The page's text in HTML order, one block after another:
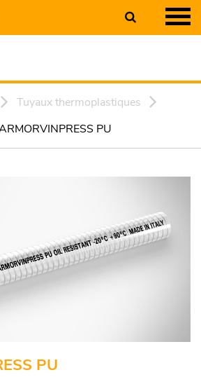
Tuyaux thermoplastiques
PU
PU